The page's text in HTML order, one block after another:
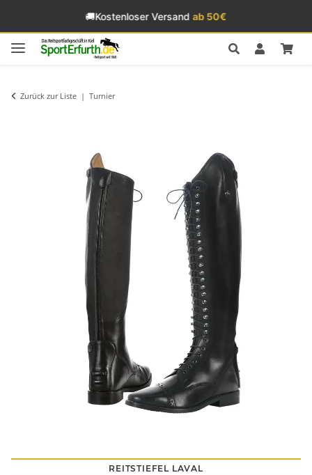
🚚Kostenloser Versandab 50€
Zurück zur Liste Turnier
REITSTIEFEL LAVAL